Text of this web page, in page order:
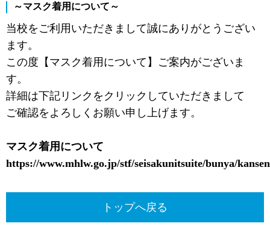
～マスク着用について～
当校をご利用いただきまして誠にありがとうござい
ます。
この度【マスク着用について】ご案内がございま
す。
詳細は下記リンクをクリックしていただきまして
ご確認をよろしくお願い申し上げます。
マスク着用について
https://www.mhlw.go.jp/stf/seisakunitsuite/bunya/
トップへ戻る